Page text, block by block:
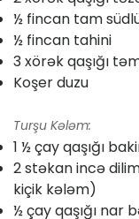
½ fincan tam
½ fincan tahini
3 xörək qaşığı
Koşer duzu
Turşu Kələm:
1 ½ çay qaşığı
2 stəkan incə
kiçik kələm)
½ çay qaşığı nar